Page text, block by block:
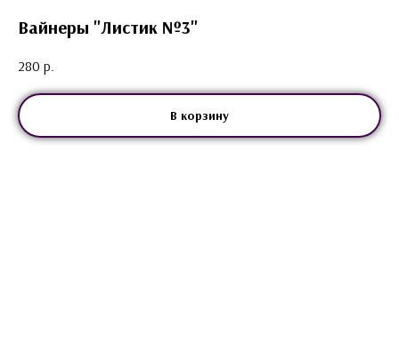
Вайнеры "Листик №3"
280 р.
В корзину